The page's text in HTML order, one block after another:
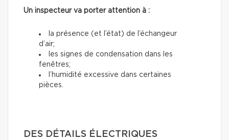
Un inspecteur va porter attention à :
la présence (et l’état) de l’échangeur
d’air;
les signes de condensation dans les
fenêtres;
l’humidité excessive dans certaines
pièces.
DES DÉTAILS ÉLECTRIQUES